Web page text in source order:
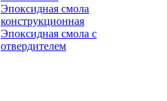
Эпоксидная смола
конструкционная
Эпоксидная смола с
отвердителем